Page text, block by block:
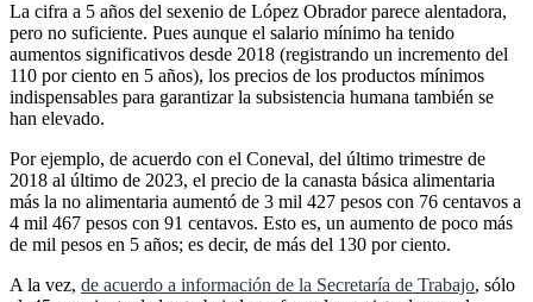
La cifra a 5 años del sexenio de López Obrador parece alentadora,
pero no suficiente. Pues aunque el salario mínimo ha tenido
aumentos significativos desde 2018 (registrando un incremento del
110 por ciento en 5 años), los precios de los productos mínimos
indispensables para garantizar la subsistencia humana también se
han elevado.
Por ejemplo, de acuerdo con el Coneval, del último trimestre de
2018 al último de 2023, el precio de la canasta básica alimentaria
más la no alimentaria aumentó de 3 mil 427 pesos con 76 centavos a
4 mil 467 pesos con 91 centavos. Esto es, un aumento de poco más
de mil pesos en 5 años; es decir, de más del 130 por ciento.
A la vez, de acuerdo a información de la Secretaría de Trabajo, sólo